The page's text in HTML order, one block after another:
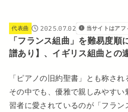
代表曲 2025.07.02 当サイトはア
「フランス組曲」を難易度
譜あり】、イギリス組曲との
「ピアノの旧約聖書」とも称され
その中でも、優雅で親しみやす
習者に愛されているのが「フラン